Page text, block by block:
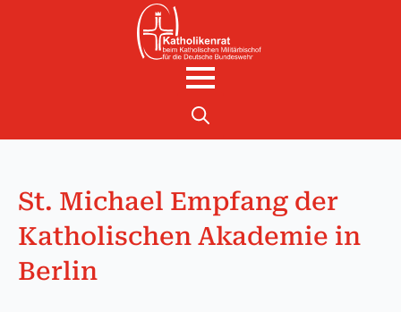
St. Mi­cha­el Emp­fang der
Ka­tho­li­schen Aka­demie in
Ber­lin